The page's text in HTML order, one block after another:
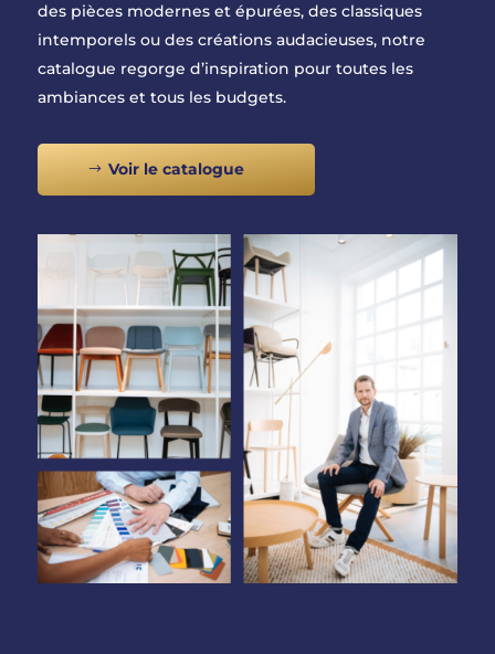
des pièces modernes et épurées, des classiques
intemporels ou des créations audacieuses, notre
catalogue regorge d’inspiration pour toutes les
ambiances et tous les budgets.
Voir le catalogue